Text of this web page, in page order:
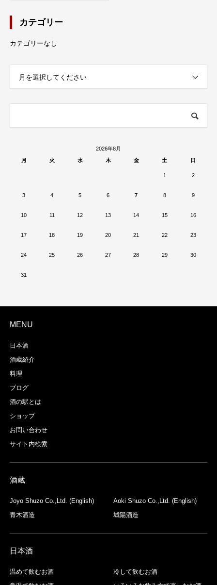
カテゴリー
カテゴリーなし
月を選択してください
2026年8月
月
火 水 木 金 土 日
1 2
3 4 5 6 7 8 9
10 11 12 13 14 15 16
17 18 19 20 21 22 23
24 25 26 27 28 29 30
31
MENU
日本酒
酒蔵紹介
料理
ブログ
酒の駅とは
ショップ
お問い合わせ
サイト内検索
酒蔵
Joyo Shuzo Co.,Ltd. (English)
Aoki Shuzo Co.,Ltd. (English)
青木酒造
城陽酒造
日本酒
温めて飲むお酒
冷して飲むお酒